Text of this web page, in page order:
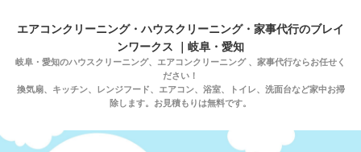
エアコンクリーニング・ハウスクリーニング・家事代行のブレイ
ンワークス ｜岐阜・愛知
岐阜・愛知のハウスクリーニング、エアコンクリーニング 、家事代行ならお任せく
ださい！
換気扇、キッチン、レンジフード、エアコン、浴室、トイレ、洗面台など家中お掃
除します。お見積もりは無料です。